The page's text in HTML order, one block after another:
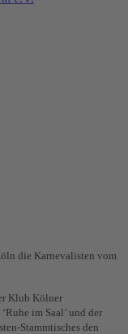
die Karnevalisten vom
Klub Kölner
im Saal’ und der
Stammtisches den